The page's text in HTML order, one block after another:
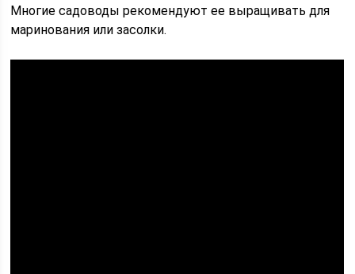
Многие садоводы рекомендуют ее выращивать для
маринования или засолки.